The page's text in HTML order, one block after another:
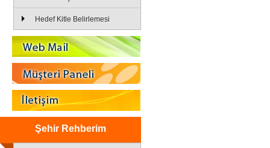
Hedef Kitle Belirlemesi
Şehir Rehberim